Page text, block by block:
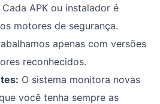
Cada APK ou instalador é
motores de segurança.
apenas com versões
reconhecidos.
O sistema monitora novas
você tenha sempre as